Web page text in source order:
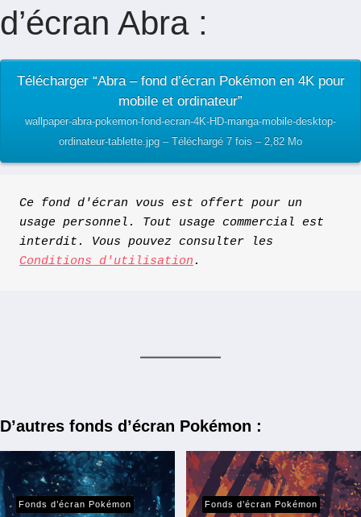
d’écran Abra :
Télécharger “Abra – fond d’écran Pokémon en 4K pour
mobile et ordinateur”
wallpaper-abra-pokemon-fond-ecran-4K-HD-manga-mobile-desktop-
ordinateur-tablette.jpg – Téléchargé 7 fois – 2,82 Mo
Ce fond d'écran vous est offert pour un
usage personnel. Tout usage commercial est
Conditions d'utilisation .
D’autres fonds d’écran Pokémon :
Fonds d’écran Pokémon Fonds d’écran Pokémon